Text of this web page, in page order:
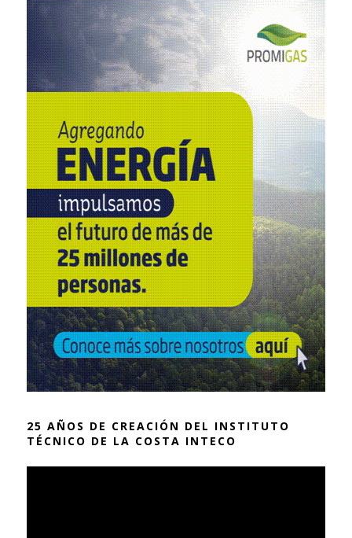
25 AÑOS DE CREACIÓN DEL INSTITUTO
TÉCNICO DE LA COSTA INTECO